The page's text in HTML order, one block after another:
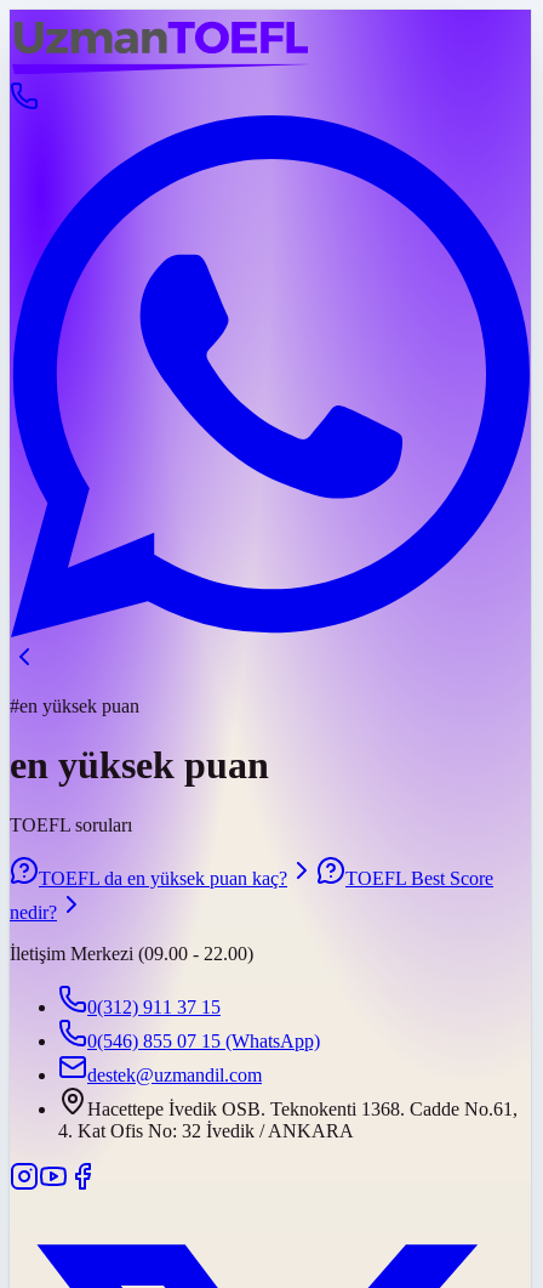
#en yüksek puan
en yüksek puan
TOEFL soruları
TOEFL da en yüksek puan kaç?
TOEFL Best Score
nedir?
İletişim Merkezi (09.00 - 22.00)
0(312) 911 37 15
0(546) 855 07 15 (WhatsApp)
destek@uzmandil.com
Hacettepe İvedik OSB. Teknokenti 1368. Cadde No.61,
4. Kat Ofis No: 32 İvedik / ANKARA